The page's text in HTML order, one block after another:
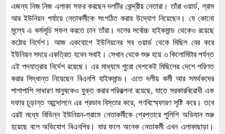
এজন্য নিজ নিজ এলাকা সফর করছেন দলটির কেন্দ্রীয় নেতারা। তাঁরা ওয়ার্ড, গ্রাম
আর ইউনিয়ন পর্যায়ে নেতাকর্মীকে সংগঠিত করার উদ্যোগ নিয়েছেন। যে কোনো
মূল্যে এ কর্মসূচি সফল করতে চান তাঁরা। দলের সর্বোচ্চ হাইকমান্ড থেকেও রয়েছে
কঠোর নির্দেশ। আজ একযোগে ইউনিয়নের সব ওয়ার্ড থেকে মিছিল বের করে
ইউনিয়ন সদরে একত্রিত হবেন সবাই। সেখান থেকে শুরু হয়ে ৩ কিলোমিটার পর্যন্ত
এই পদযাত্রার নির্দেশ রয়েছে। এর মাধ্যমে পুরো দেশকেই মিছিলের দেশে পরিণত
করার সিদ্ধান্ত নিয়েছেন বিএনপি হাইকমান্ড। এতে দলীয় কর্মী আর সমর্থকদের
পাশাপাশি সাধারণ মানুষকেও যুক্ত করার পরিকল্পনা রয়েছে, যাতে সরকারবিরোধী এক
দফার চূড়ান্ত আন্দোলনে এর প্রভাব বিস্তার করে, গণবিস্ম্ফোরণ সৃষ্টি করে। তবে
এরই মধ্যে বিভিন্ন ইউনিয়ন-গ্রামে নেতাকর্মীকে গ্রেপ্তারে পুলিশি অভিযান শুরু
হয়েছে বলে অভিযোগ বিএনপির। যার ফলে অনেক নেতাকর্মী এখন এলাকাছাড়া।